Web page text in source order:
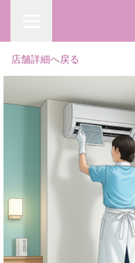
店舗詳細へ戻る